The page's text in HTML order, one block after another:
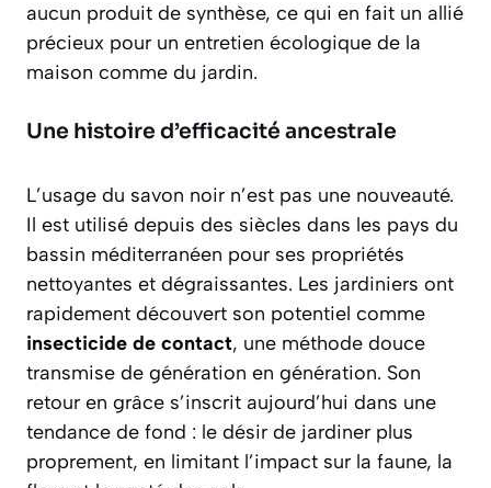
aucun produit de synthèse, ce qui en fait un allié
précieux pour un entretien écologique de la
maison comme du jardin.
Une histoire d’efficacité ancestrale
L’usage du savon noir n’est pas une nouveauté.
Il est utilisé depuis des siècles dans les pays du
bassin méditerranéen pour ses propriétés
nettoyantes et dégraissantes. Les jardiniers ont
rapidement découvert son potentiel comme
insecticide de contact, une méthode douce
transmise de génération en génération. Son
retour en grâce s’inscrit aujourd’hui dans une
tendance de fond : le désir de jardiner plus
proprement, en limitant l’impact sur la faune, la